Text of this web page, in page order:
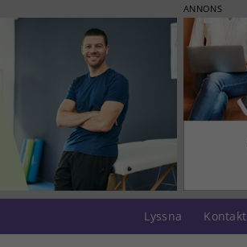
ANNONS
Lyssna Kontakt